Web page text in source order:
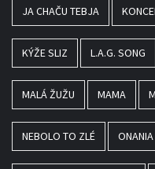
JA CHAČU TEBJA
KÝŽE SLIZ L.A.G. SONG
MALÁ ŽUŽU MAMA
NEBOLO TO ZLÉ ONANIA